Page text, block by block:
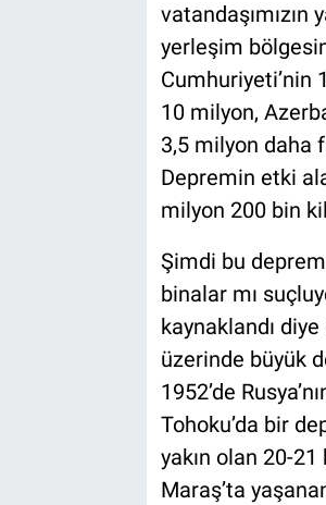
yerleşim
Cumhuriyeti’nin
10 milyon,
3,5 milyon daha
Depremin etki
milyon 200 bin
Şimdi bu deprem
binalar mı
kaynaklandı
üzerinde büyük
1952’de
Tohoku’da bir
yakın olan 20-
Maraş’ta